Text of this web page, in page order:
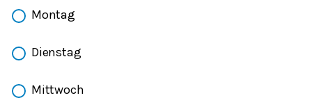
Montag
Dienstag
Mittwoch